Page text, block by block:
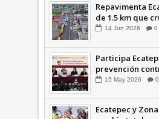
Repavimenta
de 1.5 km que
comunidades
14 Jun 2026 0
Participa
prevención
inundaciones en
15 May 2026 0
Ecatepec y